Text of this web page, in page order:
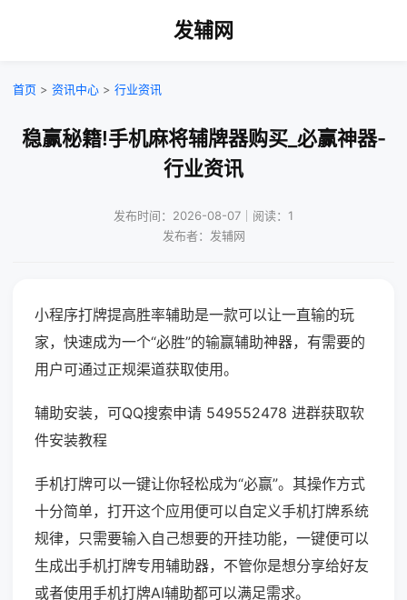
发辅网
首页 > 资讯中心 > 行业资讯
稳赢秘籍!手机麻将辅牌器购买_必赢神器-
行业资讯
发布时间：2026-08-07｜阅读：1
发布者：发辅网
小程序打牌提高胜率辅助是一款可以让一直输的玩
家，快速成为一个“必胜”的输赢辅助神器，有需要的
用户可通过正规渠道获取使用。
辅助安装，可QQ搜索申请 549552478 进群获取软
件安装教程
手机打牌可以一键让你轻松成为“必赢”。其操作方式
十分简单，打开这个应用便可以自定义手机打牌系统
规律，只需要输入自己想要的开挂功能，一键便可以
生成出手机打牌专用辅助器，不管你是想分享给好友
或者使用手机打牌AI辅助都可以满足需求。